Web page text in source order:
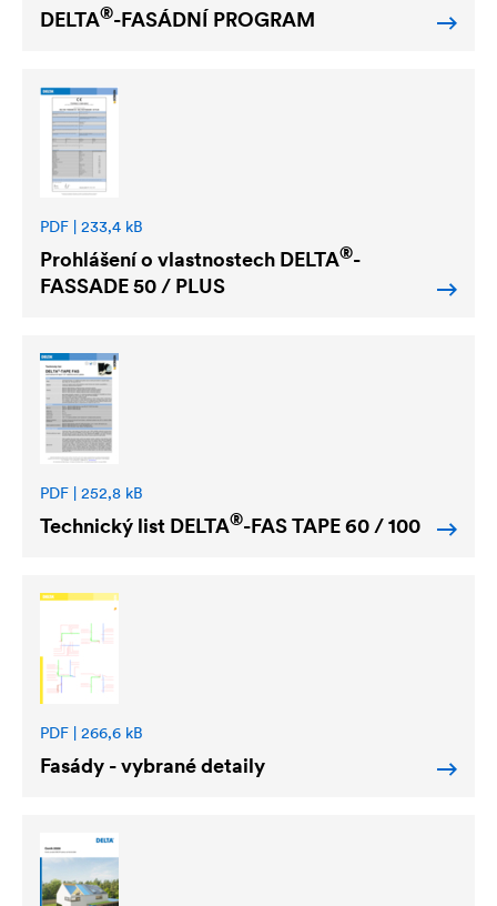
DELTA®-FASÁDNÍ PROGRAM
PDF | 233,4 kB
Prohlášení o vlastnostech DELTA®-
FASSADE 50 / PLUS
PDF | 252,8 kB
Technický list DELTA®-FAS TAPE 60 / 100
PDF | 266,6 kB
Fasády - vybrané detaily